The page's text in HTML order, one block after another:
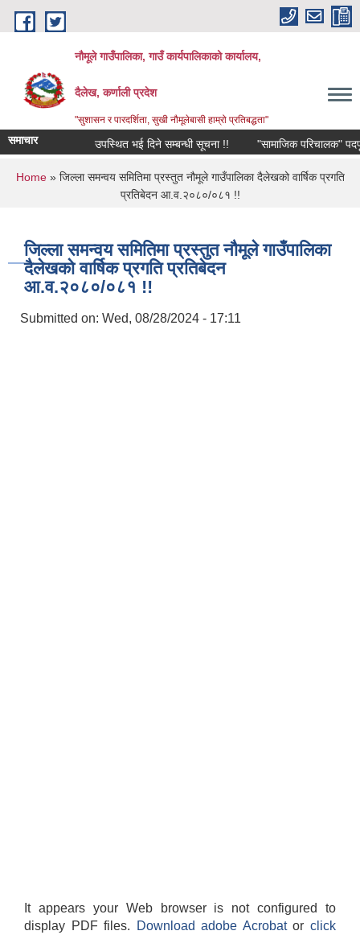
Skip to main content
नौमूले गाउँपालिका, गाउँ कार्यपालिकाको कार्यालय,
दैलेख, कर्णाली प्रदेश
"सुशासन र पारदर्शिता, सुखी नौमूलेबासी हाम्रो प्रतिबद्धता"
समाचार उपस्थित भई दिने सम्बन्धी सूचना !! "सामाजिक परिचालक"
You are here
Home» जिल्ला समन्वय समितिमा प्रस्तुत नौमूले गाउँपालिका दैलेखको वार्षिक प्रगति
प्रतिबेदन आ.व.२०८०/०८१ !!
जिल्ला समन्वय समितिमा प्रस्तुत नौमूले गाउँपालिका
दैलेखको वार्षिक प्रगति प्रतिबेदन
आ.व.२०८०/०८१ !!
Submitted on: Wed, 08/28/2024 - 17:11
It appears your Web browser is not configured to
display PDF files.
Download adobe Acrobatorclick